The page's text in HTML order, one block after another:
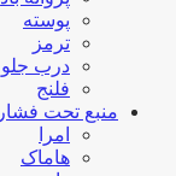
پوسته
ترمز
درب جلو
فلنج
منبع تحت فشار
امرا
هاماک